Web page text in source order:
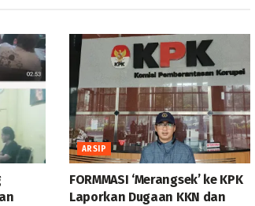
ARSIP
FORMMASI ‘Merangsek’ ke KPK
Laporkan Dugaan KKN dan